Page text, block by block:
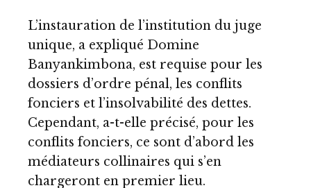
L’instauration de l’institution du juge
unique, a expliqué Domine
Banyankimbona, est requise pour les
dossiers d’ordre pénal, les conflits
fonciers et l’insolvabilité des dettes.
Cependant, a-t-elle précisé, pour les
conflits fonciers, ce sont d’abord les
médiateurs collinaires qui s’en
chargeront en premier lieu.